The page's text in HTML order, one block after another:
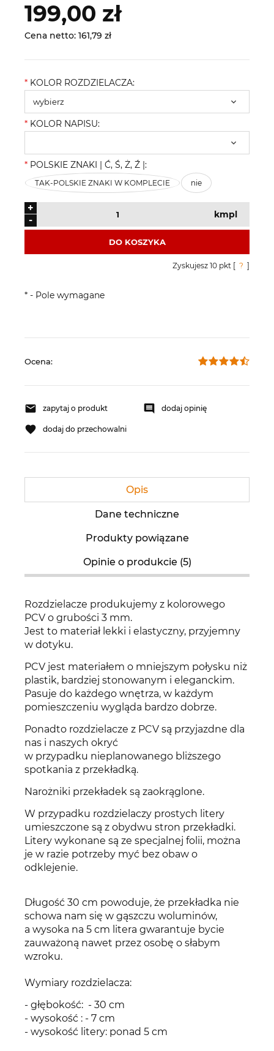
199,00 zł
Cena netto: 161,79 zł
* KOLOR ROZDZIELACZA:
* KOLOR NAPISU:
* POLSKIE ZNAKI | Ć, Ś, Ż, Ź |:
TAK-POLSKIE ZNAKI W KOMPLECIE nie
-
+
kmpl
DO KOSZYKA
Zyskujesz 10 pkt [ ? ]
* - Pole wymagane
Ocena:
zapytaj o produkt dodaj opinię
dodaj do przechowalni
Opis
Dane techniczne
Produkty powiązane
Opinie o produkcie (5)
Rozdzielacze produkujemy z kolorowego
PCV o grubości 3 mm.
Jest to materiał lekki i elastyczny, przyjemny
w dotyku.
PCV jest materiałem o mniejszym połysku niż
plastik, bardziej stonowanym i eleganckim.
Pasuje do każdego wnętrza, w każdym
pomieszczeniu wygląda bardzo dobrze.
Ponadto rozdzielacze z PCV są przyjazdne dla
nas i naszych okryć
w przypadku nieplanowanego bliższego
spotkania z przekładką.
Narożniki przekładek są zaokrąglone.
W przypadku rozdzielaczy prostych litery
umieszczone są z obydwu stron przekładki.
Litery wykonane są ze specjalnej folii, można
je w razie potrzeby myć bez obaw o
odklejenie.
Długość 30 cm powoduje, że przekładka nie
schowa nam się w gąszczu woluminów,
a wysoka na 5 cm litera gwarantuje bycie
zauważoną nawet przez osobę o słabym
wzroku.
Wymiary rozdzielacza:
- głębokość: - 30 cm
- wysokość : - 7 cm
- wysokość litery: ponad 5 cm